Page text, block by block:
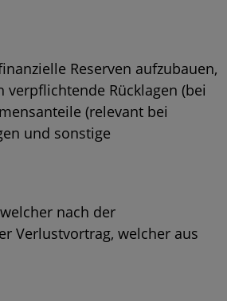
Reserven aufzubauen,
verpflichtende Rücklagen (bei
(relevant bei
und sonstige
nach der
Verlustvortrag, welcher aus